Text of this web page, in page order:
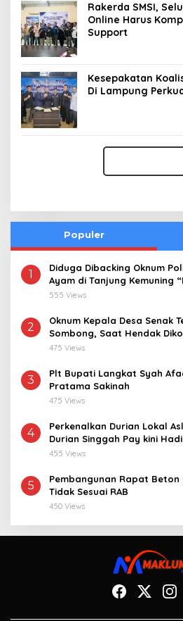
Rakerda SMSI,
Online Harus
Support
Kesepakatan
Di Lampung
Populer
1
Diduga Dibacking Oknum
Ayam di Tanjung Kemuning
555 Views
2
Oknum Kepala Desa Senak
Sombong, Saat Hendak
Desa 2021-2024
475 Views
3
Plt Bupati Langkat Syah
Pratama Sakinah
475 Views
4
Perkenalkan Durian Lokal
Durian Singgah Pay kini
455 Views
5
Pembangunan Rapat Beton
Tidak Sesuai RAB
450 Views